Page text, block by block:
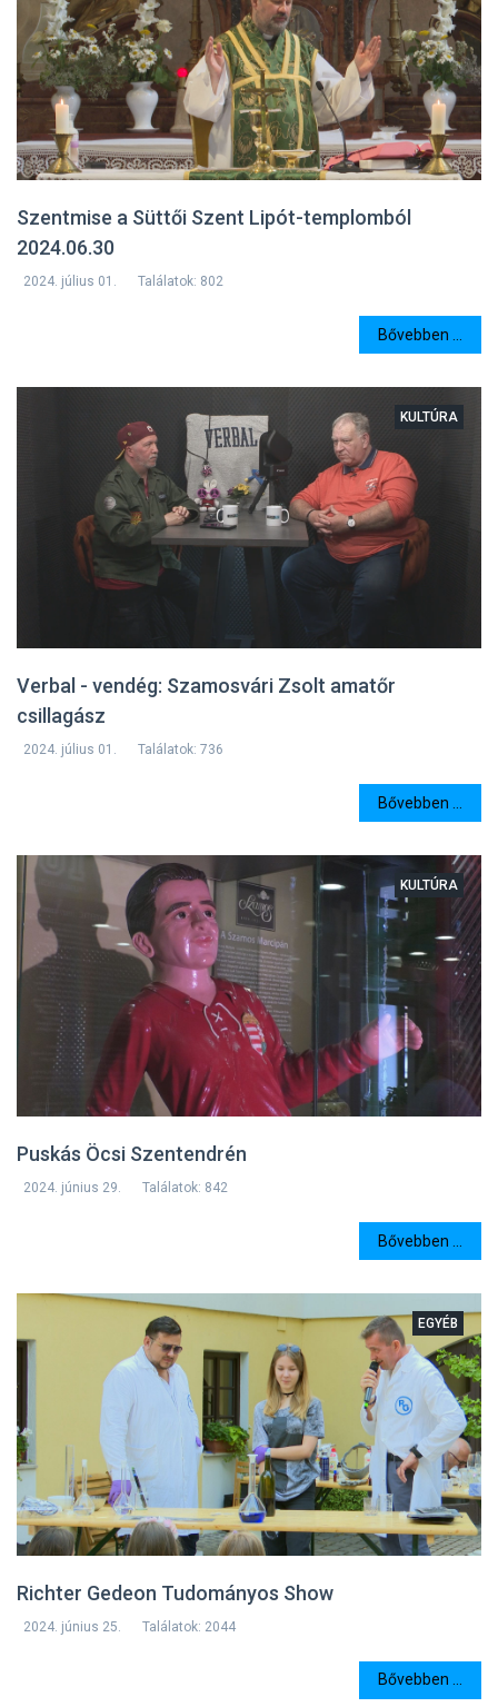
Szentmise a Süttői Szent Lipót-templomból
2024.06.30
2024. július 01. Találatok: 802
Bővebben ...
Verbal - vendég: Szamosvári Zsolt amatőr
csillagász
KULTÚRA
2024. július 01. Találatok: 736
Bővebben ...
Puskás Öcsi Szentendrén
KULTÚRA
2024. június 29. Találatok: 842
Bővebben ...
Richter Gedeon Tudományos Show
EGYÉB
2024. június 25. Találatok: 2044
Bővebben ...